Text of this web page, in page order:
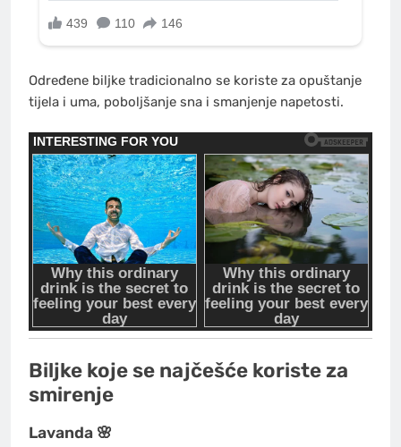
Određene biljke tradicionalno se koriste za opuštanje
tijela i uma, poboljšanje sna i smanjenje napetosti.
Biljke koje se najčešće koriste za
smirenje
Lavanda 🌸